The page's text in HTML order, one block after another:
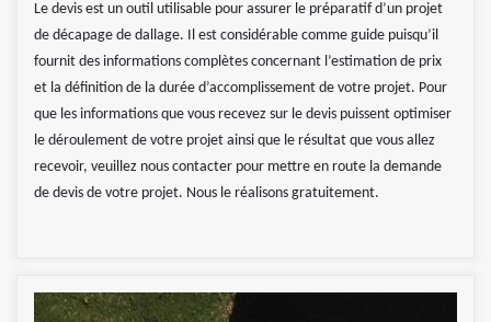
Le devis est un outil utilisable pour assurer le préparatif d’un projet
de décapage de dallage. Il est considérable comme guide puisqu’il
fournit des informations complètes concernant l’estimation de prix
et la définition de la durée d’accomplissement de votre projet. Pour
que les informations que vous recevez sur le devis puissent optimiser
le déroulement de votre projet ainsi que le résultat que vous allez
recevoir, veuillez nous contacter pour mettre en route la demande
de devis de votre projet. Nous le réalisons gratuitement.